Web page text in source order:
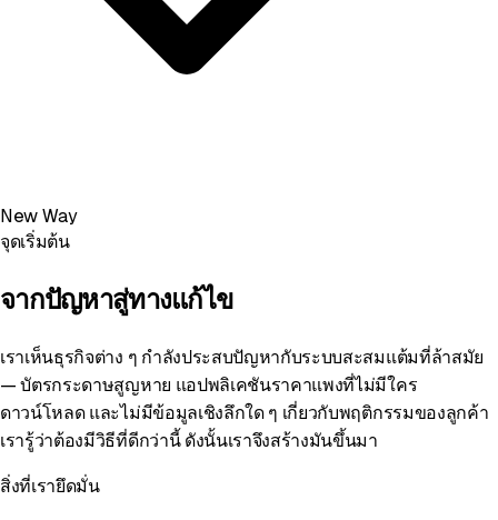
New Way
จุดเริ่มต้น
จากปัญหาสู่ทางแก้ไข
เราเห็นธุรกิจต่าง ๆ กำลังประสบปัญหากับระบบสะสมแต้มที่ล้าสมัย
— บัตรกระดาษสูญหาย แอปพลิเคชันราคาแพงที่ไม่มีใคร
ดาวน์โหลด และไม่มีข้อมูลเชิงลึกใด ๆ เกี่ยวกับพฤติกรรมของลูกค้า
เรารู้ว่าต้องมีวิธีที่ดีกว่านี้ ดังนั้นเราจึงสร้างมันขึ้นมา
สิ่งที่เรายึดมั่น